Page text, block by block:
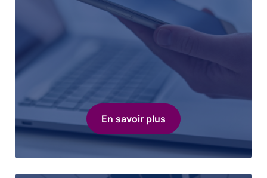
En savoir plus